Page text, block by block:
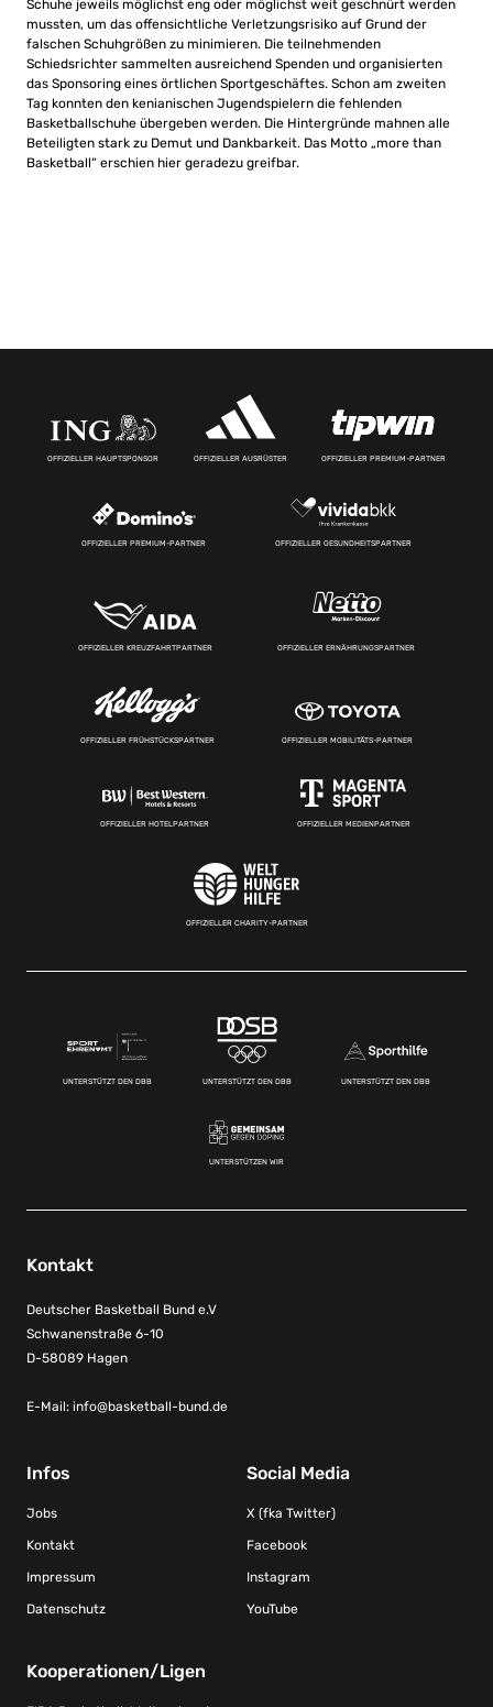
Schuhe jeweils möglichst eng oder möglichst weit geschnürt werden
mussten, um das offensichtliche Verletzungsrisiko auf Grund der
falschen Schuhgrößen zu minimieren. Die teilnehmenden
Schiedsrichter sammelten ausreichend Spenden und organisierten
das Sponsoring eines örtlichen Sportgeschäftes. Schon am zweiten
Tag konnten den kenianischen Jugendspielern die fehlenden
Basketballschuhe übergeben werden. Die Hintergründe mahnen alle
Beteiligten stark zu Demut und Dankbarkeit. Das Motto „more than
Basketball“ erschien hier geradezu greifbar.
OFFIZIELLER HAUPTSPONSOR OFFIZIELLER AUSRÜSTER OFFIZIELLER PREMIUM-PARTNER
OFFIZIELLER PREMIUM-PARTNER OFFIZIELLER GESUNDHEITSPARTNER
OFFIZIELLER KREUZFAHRTPARTNER OFFIZIELLER ERNÄHRUNGSPARTNER
OFFIZIELLER FRÜHSTÜCKSPARTNER OFFIZIELLER MOBILITÄTS-PARTNER
OFFIZIELLER HOTELPARTNER OFFIZIELLER MEDIENPARTNER
OFFIZIELLER CHARITY-PARTNER
UNTERSTÜTZT DEN DBB UNTERSTÜTZT DEN DBB UNTERSTÜTZT DEN DBB
UNTERSTÜTZEN WIR
Kontakt
Deutscher Basketball Bund e.V
Schwanenstraße 6-10
D-58089 Hagen
E-Mail: info@basketball-bund.de
Infos
Jobs
Kontakt
Impressum
Datenschutz
Social Media
X (fka Twitter)
Facebook
Instagram
YouTube
Kooperationen/Ligen